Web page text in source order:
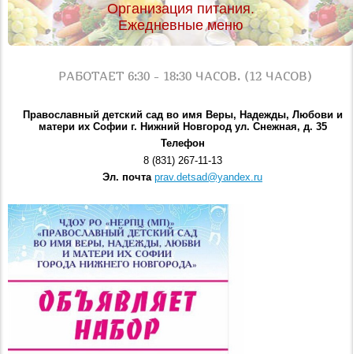
Организация питания.
Ежедневные меню
РАБОТАЕТ 6:30 - 18:30 ЧАСОВ. (12 ЧАСОВ)
Православный детский сад во имя Веры, Надежды, Любови и
матери их Софии г. Нижний Новгород ул. Снежная, д. 35
Телефон
8 (831) 267-11-13
Эл. почта prav.detsad@yandex.ru